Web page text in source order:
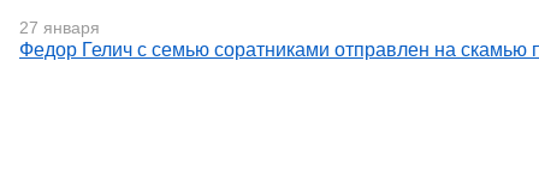
27 января
Федор Гелич с семью соратниками отправлен на скамью